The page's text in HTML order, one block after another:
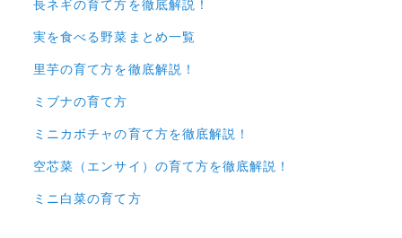
長ネギの育て方を徹底解説！
実を食べる野菜まとめ一覧
里芋の育て方を徹底解説！
ミブナの育て方
ミニカボチャの育て方を徹底解説！
空芯菜（エンサイ）の育て方を徹底解説！
ミニ白菜の育て方